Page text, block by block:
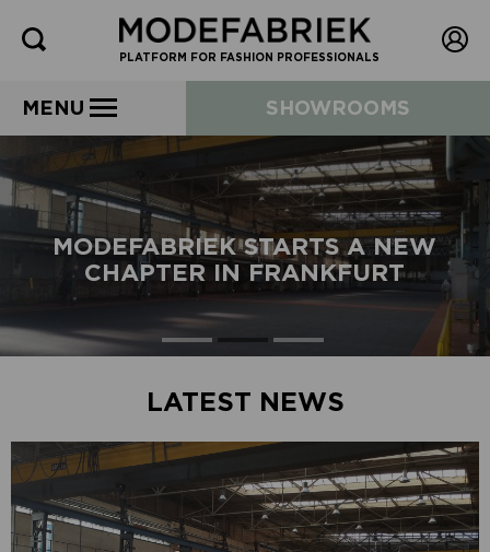
PLATFORM FOR FASHION PROFESSIONALS
MENU SHOWROOMS
MODEFABRIEK STARTS A NEW
CHAPTER IN FRANKFURT
LATEST NEWS